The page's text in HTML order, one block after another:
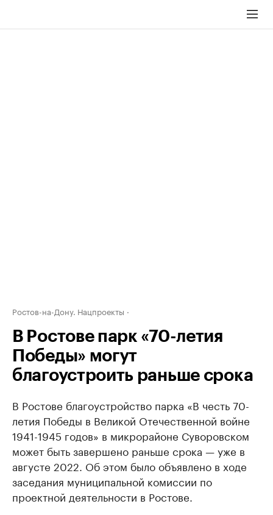
Ростов-на-Дону. Нацпроекты
В Ростове парк «70-летия
Победы» могут
благоустроить раньше срока
В Ростове благоустройство парка «В честь 70-
летия Победы в Великой Отечественной войне
1941-1945 годов» в микрорайоне Суворовском
может быть завершено раньше срока — уже в
августе 2022. Об этом было объявлено в ходе
заседания муниципальной комиссии по
проектной деятельности в Ростове.